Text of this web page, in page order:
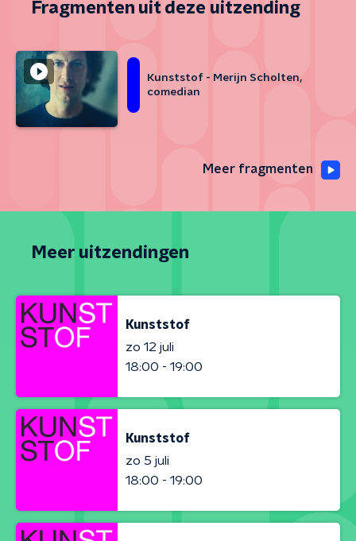
Fragmenten uit deze uitzending
Kunststof - Merijn Scholten,
comedian
Meer fragmenten
Meer uitzendingen
Kunststof
zo 12 juli
18:00 - 19:00
Kunststof
zo 5 juli
18:00 - 19:00